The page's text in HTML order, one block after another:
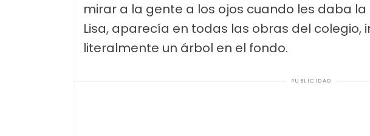
mirar a la gente a los ojos cuando les daba
Lisa, aparecía en todas las obras del colegio,
literalmente un árbol en el fondo.
PUBLICIDAD